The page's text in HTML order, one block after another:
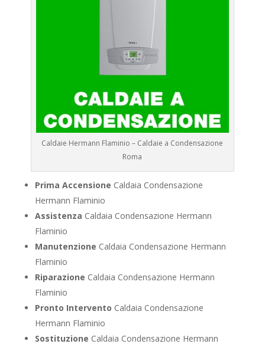
Caldaie Hermann Flaminio – Caldaie a Condensazione
Roma
Prima Accensione Caldaia Condensazione
Hermann Flaminio
Assistenza Caldaia Condensazione Hermann
Flaminio
Manutenzione Caldaia Condensazione Hermann
Flaminio
Riparazione Caldaia Condensazione Hermann
Flaminio
Pronto Intervento Caldaia Condensazione
Hermann Flaminio
Sostituzione Caldaia Condensazione Hermann